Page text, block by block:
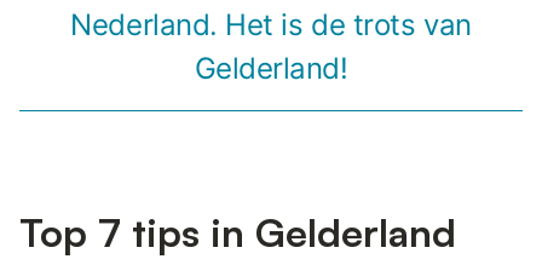
Nederland. Het is de trots van
Gelderland!
Top 7 tips in Gelderland